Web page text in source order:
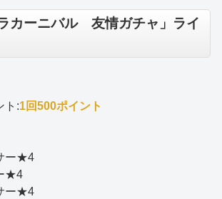
ラカーニバル 友情ガチャ」ライ
ト:1回500ポイント
ー★4
★4
ー★4